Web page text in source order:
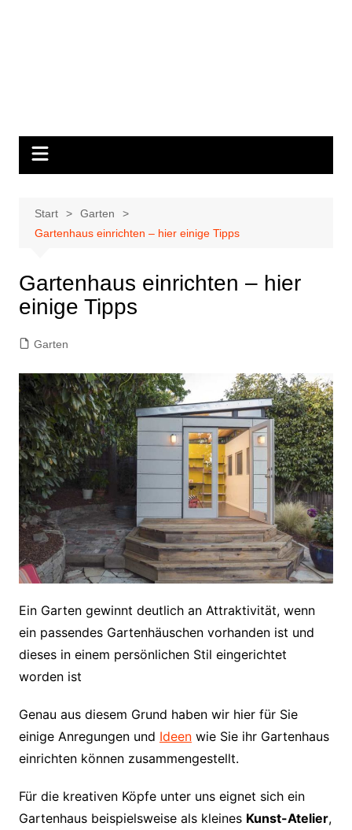
Start
Garten
Gartenhaus einrichten – hier einige Tipps
Gartenhaus einrichten – hier
einige Tipps
Garten
Ein Garten gewinnt deutlich an Attraktivität, wenn
ein passendes Gartenhäuschen vorhanden ist und
dieses in einem persönlichen Stil eingerichtet
worden ist
Genau aus diesem Grund haben wir hier für Sie
einige Anregungen und Ideenwie Sie ihr Gartenhaus
einrichten können zusammengestellt.
Für die kreativen Köpfe unter uns eignet sich ein
Gartenhaus beispielsweise als kleines Kunst-Atelier,